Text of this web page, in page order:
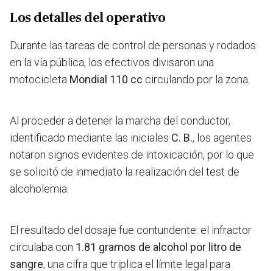
Los detalles del operativo
Durante las tareas de control de personas y rodados
en la vía pública, los efectivos divisaron una
motocicleta Mondial 110 cc circulando por la zona.
Al proceder a detener la marcha del conductor,
identificado mediante las iniciales C. B., los agentes
notaron signos evidentes de intoxicación, por lo que
se solicitó de inmediato la realización del test de
alcoholemia.
El resultado del dosaje fue contundente: el infractor
circulaba con 1.81 gramos de alcohol por litro de
sangre, una cifra que triplica el límite legal para